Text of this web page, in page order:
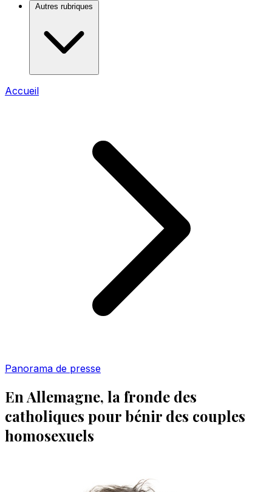
Autres rubriques
Accueil
Panorama de presse
En Allemagne, la fronde des
catholiques pour bénir des couples
homosexuels